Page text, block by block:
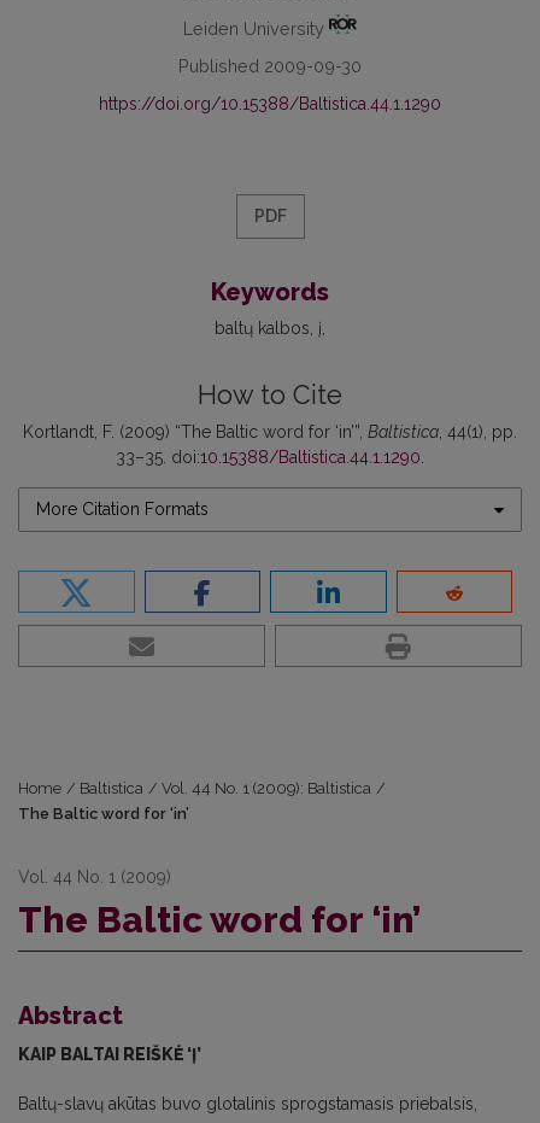
Leiden University
Published 2009-09-30
https://doi.org/10.15388/Baltistica.44.1.1290
PDF
Keywords
baltų kalbos į
How to Cite
Kortlandt, F. (2009) “The Baltic word for ‘in’”, Baltistica, 44(1), pp.
33–35. doi:10.15388/Baltistica.44.1.1290.
More Citation Formats
Home / Baltistica / Vol. 44 No. 1 (2009): Baltistica /
The Baltic word for ‘in’
Vol. 44 No. 1 (2009)
The Baltic word for ‘in’
Abstract
KAIP BALTAI REIŠKĖ ‘Į’
Baltų-slavų akūtas buvo glotalinis sprogstamasis priebalsis,